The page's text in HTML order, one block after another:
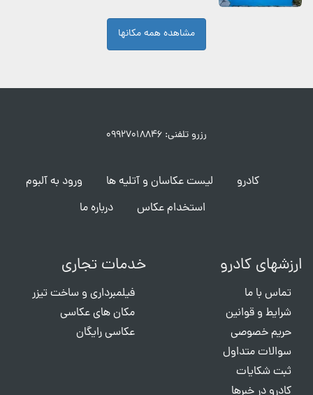
مشاهده همه مکانها
رزرو تلفنی: ۰۹۹۲۷۰۱۸۸۴۶
کادرو لیست عکاسان و آتلیه ها
ورود به آلبوم
استخدام عکاس
درباره ما
ارزشهای کادرو
تماس با ما
شرایط و قوانین
حریم خصوصی
سوالات متداول
ثبت شکایات
کادرو در خبرها
خدمات تجاری
فیلمبرداری و ساخت تیزر
مکان های عکاسی
عکاسی رایگان